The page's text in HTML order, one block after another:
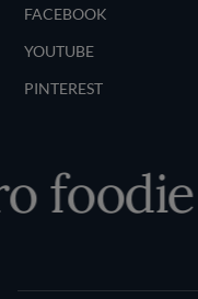
FACEBOOK
YOUTUBE
PINTEREST
foodie